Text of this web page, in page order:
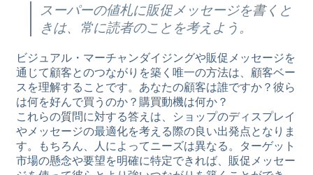
スーパーの値札に販促メッセージを書くと
きは、常に読者のことを考えよう。
ビジュアル・マーチャンダイジングや販促メッセージを
通じて顧客とのつながりを築く唯一の方法は、顧客ベー
スを理解することです。あなたの顧客は誰ですか？彼ら
は何を好んで買うのか？購買動機は何か？
これらの質問に対する答えは、ショップのディスプレイ
やメッセージの最適化を考える際の良い出発点となりま
す。もちろん、人によってニーズは異なる。ターゲット
市場の懸念や要望を明確に特定できれば、販促メッセー